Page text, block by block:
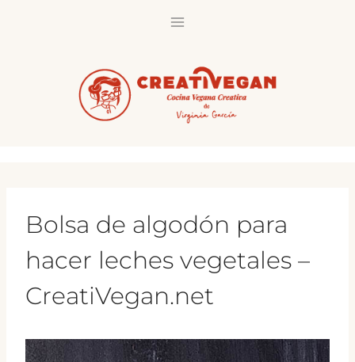
Bolsa de algodón para
hacer leches vegetales –
CreatiVegan.net